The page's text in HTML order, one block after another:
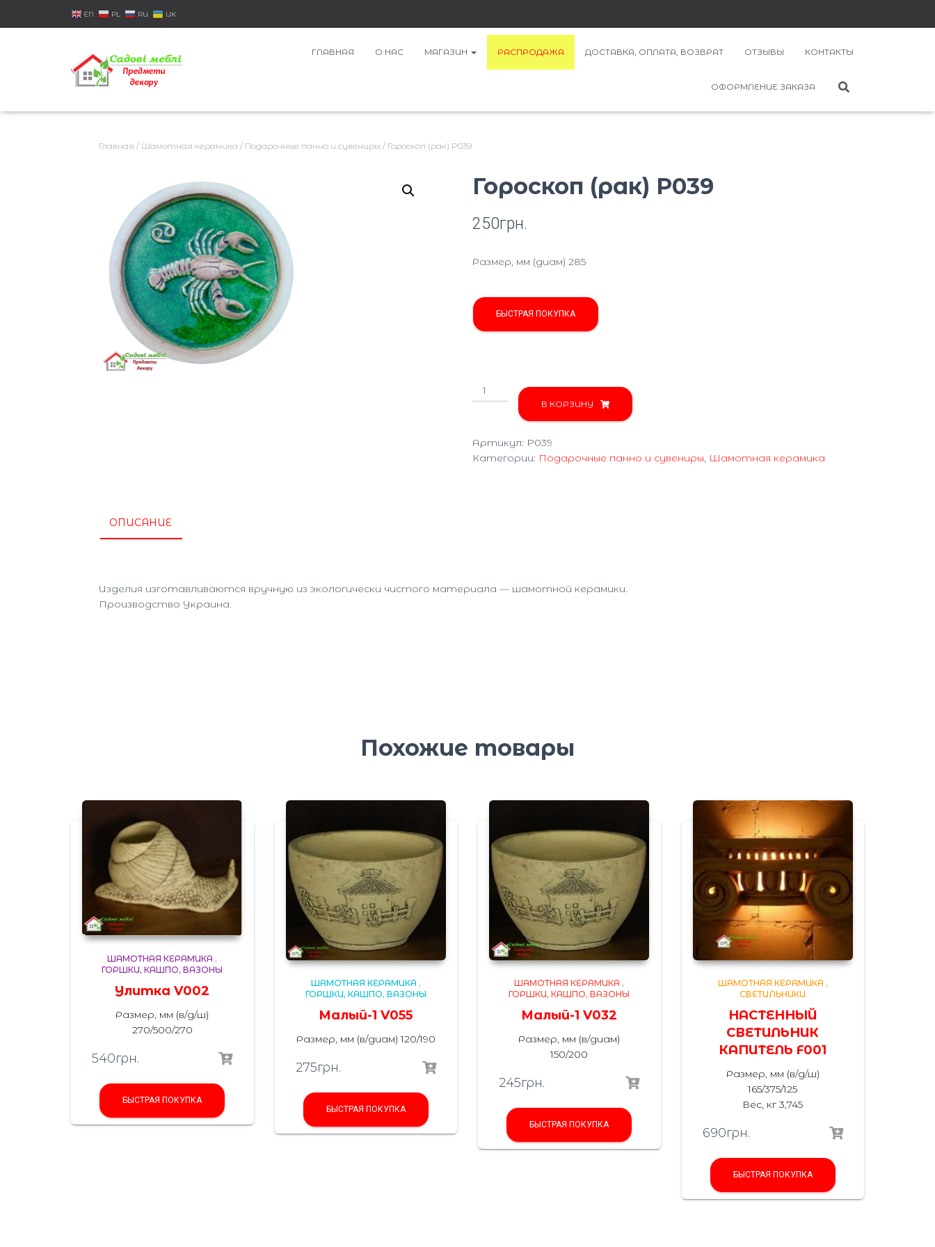
EN PL RU UK
ГЛАВНАЯ О НАС МАГАЗИН РАСПРОДАЖА ДОСТАВКА, ОПЛАТА, ВОЗВРАТ ОТЗЫВЫ КОНТАКТЫ
ОФОРМЛЕНИЕ ЗАКАЗА
Главная / Шамотная керамика / Подарочные панно и сувениры / Гороскоп (рак) P039
Гороскоп (рак) P039
250грн.
Размер, мм (диам) 285
БЫСТРАЯ ПОКУПКА
Количество
товара
Гороскоп
P039
В КОРЗИНУ
Артикул: P039
Категории: Подарочные панно и сувениры, Шамотная керамика
ОПИСАНИЕ
Изделия изготавливаются вручную из экологически чистого материала — шамотной керамики.
Производство Украина.
Похожие товары
ШАМОТНАЯ КЕРАМИКА ,
ГОРШКИ, КАШПО, ВАЗОНЫ
Улитка V002
Размер, мм (в/д/ш)
270/500/270
540грн.
БЫСТРАЯ ПОКУПКА
ШАМОТНАЯ КЕРАМИКА ,
ГОРШКИ, КАШПО, ВАЗОНЫ
Малый-1 V055
Размер, мм (в/диам) 120/190
275грн.
БЫСТРАЯ ПОКУПКА
ШАМОТНАЯ КЕРАМИКА ,
ГОРШКИ, КАШПО, ВАЗОНЫ
Малый-1 V032
Размер, мм (в/диам)
150/200
245грн.
БЫСТРАЯ ПОКУПКА
ШАМОТНАЯ КЕРАМИКА ,
СВЕТИЛЬНИКИ
НАСТЕННЫЙ
СВЕТИЛЬНИК
КАПИТЕЛЬ F001
Размер, мм (в/д/ш)
165/375/125
Вес, кг 3,745
690грн.
БЫСТРАЯ ПОКУПКА